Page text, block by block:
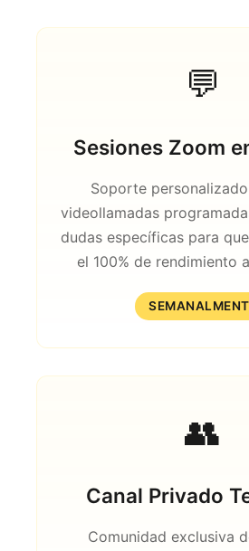
💬
Sesiones Zoom
Soporte
videollamadas
dudas específicas para
el 100% de rendimiento
👥
Canal Privado
Comunidad exclusiva